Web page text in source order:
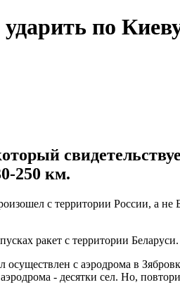
по
250 км.
с территории России, а
ракет с территории Беларуси.
с аэродрома в
- десятки сел. Но,